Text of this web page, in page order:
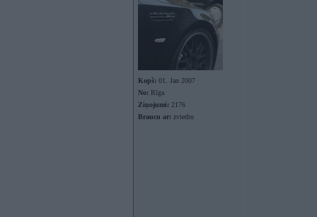
Kopš: 01. Jan 2007
No: Rīga
Ziņojumi: 2176
Braucu ar: zviedru